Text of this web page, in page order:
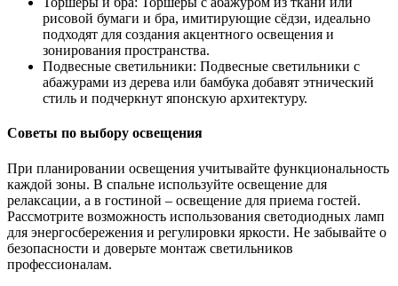
рисовой бумаги и бра, имитирующие сёдзи, идеально
подходят для создания акцентного освещения и
зонирования пространства.
Подвесные светильники: Подвесные светильники с
абажурами из дерева или бамбука добавят этнический
стиль и подчеркнут японскую архитектуру.
Советы по выбору освещения
При планировании освещения учитывайте функциональность
каждой зоны. В спальне используйте освещение для
релаксации, а в гостиной – освещение для приема гостей.
Рассмотрите возможность использования светодиодных ламп
для энергосбережения и регулировки яркости. Не забывайте о
безопасности и доверьте монтаж светильников
профессионалам.